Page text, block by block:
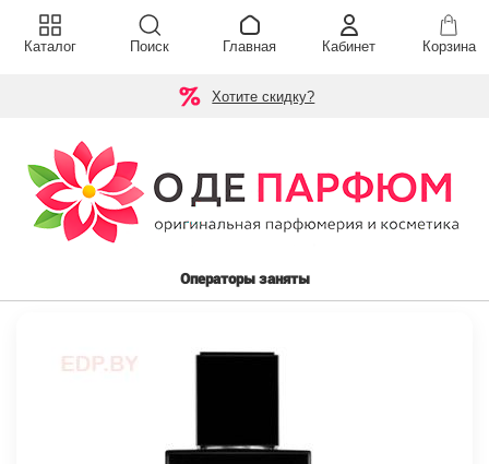
Хотите скидку?
Операторы заняты
Каталог Поиск Главная Кабинет Корзина